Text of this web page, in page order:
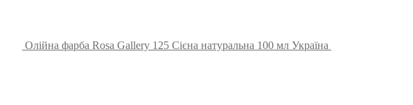
Олійна фарба Rosa Gallery 125 Сієна натуральна 100 мл Україна